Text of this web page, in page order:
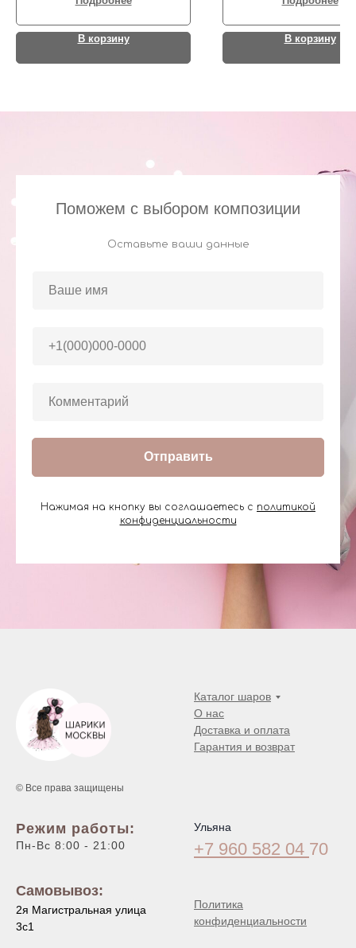
В корзину В корзину
Поможем с выбором композиции
Оставьте ваши данные
Отправить
Нажимая на кнопку вы соглашаетесь с политикой
конфиденциальности
© Все права защищены
Каталог шаров
О нас
Доставка и оплата
Гарантия и возврат
Режим работы:
Пн-Вс 8:00 - 21:00
Самовывоз:
2я Магистральная улица
3с1
Ульяна
+7 960 582 04 70
Политика
конфиденциальности